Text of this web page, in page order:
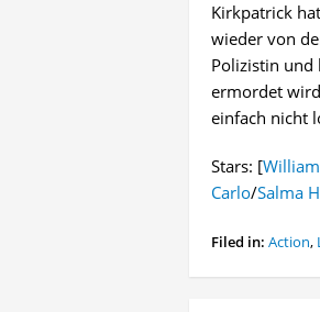
Kirkpatrick
wieder von
Polizistin und
ermordet
einfach nicht
Stars: [
Carlo/Salma
Filed in: Action,